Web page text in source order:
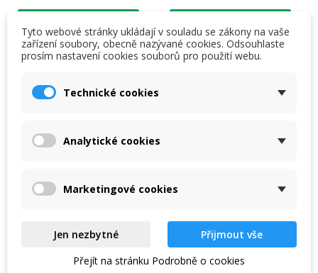
DOPRAVA ZDARMA
Rab Neutrino Pro
Dámská péřovka Rab
Microlight Alpine
Tyto webové stránky ukládají v souladu se zákony na vaše
zařízení soubory, obecně nazývané cookies. Odsouhlaste
prosím nastavení cookies souborů pro použití webu.
Technické cookies
Analytické cookies
Marketingové cookies
Jen nezbytné
Přijmout vše
Přejít na stránku Podrobně o cookies